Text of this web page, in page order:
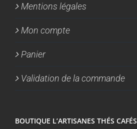
Mentions légales
Mon compte
Panier
Validation de la commande
BOUTIQUE L’ARTISANES THÉS CAFÉS